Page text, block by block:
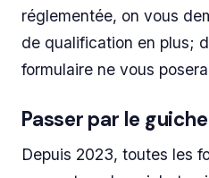
réglementée, on vous
de qualification en plus;
formulaire ne vous
Passer par le
Depuis 2023, toutes les